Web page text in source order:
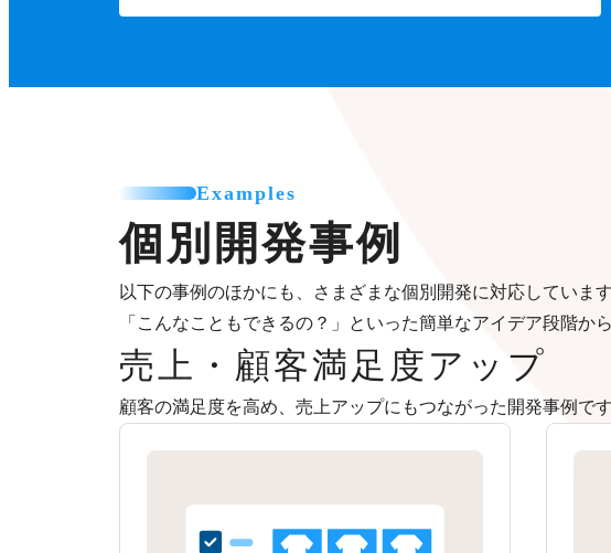
Examples
個別開発事例
以下の事例のほかにも、さまざまな個別開発に対応しています
「こんなこともできるの？」といった簡単なアイデア段階か
売上・顧客満足度アップ
顧客の満足度を高め、売上アップにもつながった開発事例です